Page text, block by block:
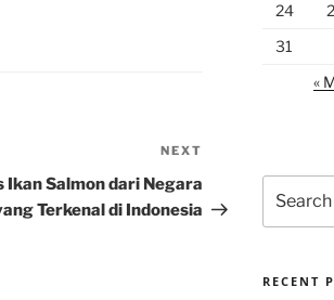
NEXT
Ikan Salmon dari Negara
Terkenal di Indonesia
24
31
«
for:
RECENT